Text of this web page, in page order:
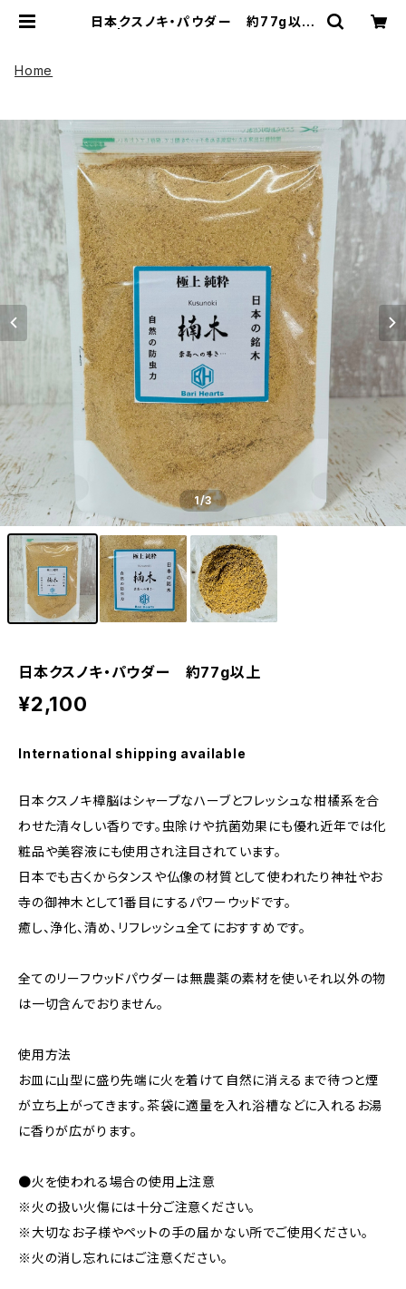
日本クスノキ・パウダー 約77g以上
Home
1/3
日本クスノキ・パウダー 約77g以上
¥2,100
International shipping available
日本クスノキ樟脳はシャープなハーブとフレッシュな柑橘系を合
わせた清々しい香りです。虫除けや抗菌効果にも優れ近年では化
粧品や美容液にも使用され注目されています。
日本でも古くからタンスや仏像の材質として使われたり神社やお
寺の御神木として1番目にするパワーウッドです。
癒し、浄化、清め、リフレッシュ全てにおすすめです。
全てのリーフウッドパウダーは無農薬の素材を使いそれ以外の物
は一切含んでおりません。
使用方法
お皿に山型に盛り先端に火を着けて自然に消えるまで待つと煙
が立ち上がってきます。茶袋に適量を入れ浴槽などに入れるお湯
に香りが広がります。
●火を使われる場合の使用上注意
※火の扱い火傷には十分ご注意ください。
※大切なお子様やペットの手の届かない所でご使用ください。
※火の消し忘れにはご注意ください。